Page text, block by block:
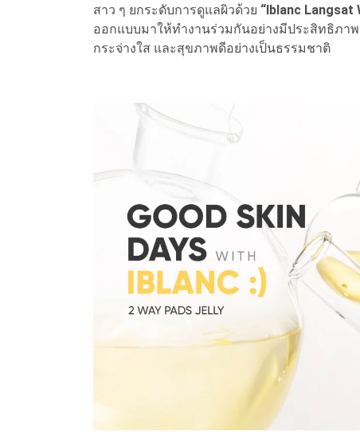
สาว ๆ ยกระดับการดูแลผิวด้วย “ Iblanc Langsat
ออกแบบมาให้ทำงานร่วมกันอย่างมีประสิทธิภา
กระจ่างใส และสุขภาพดีอย่างเป็นธรรมชาติ